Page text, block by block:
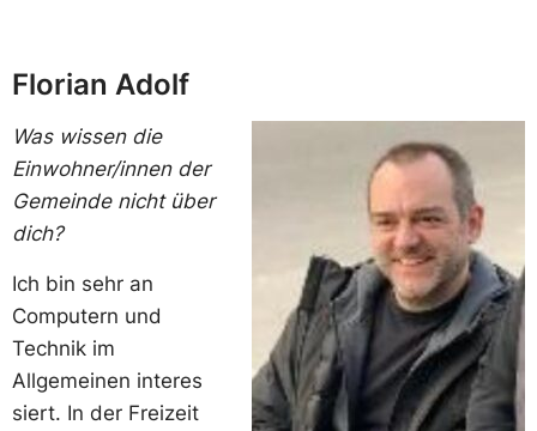
Florian Adolf
Was wissen die
Einwohner/innen der
Gemeinde nicht über
dich?
Ich bin sehr an
Computern und
Technik im
Allgemeinen interes
siert. In der Freizeit